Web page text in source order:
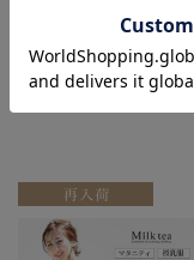
(税込)
在庫を確認する